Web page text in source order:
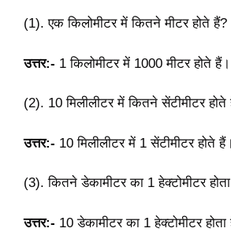
(1). एक किलोमीटर में कितने मीटर होते हैं?
उत्तर:- 1 किलोमीटर में 1000 मीटर होते हैं।
(2). 10 मिलीलीटर में कितने सेंटीमीटर होते
उत्तर:- 10 मिलीलीटर में 1 सेंटीमीटर होते हैं।
(3). कितने डेकामीटर का 1 हेक्टोमीटर
उत्तर:- 10 डेकामीटर का 1 हेक्टोमीटर होता